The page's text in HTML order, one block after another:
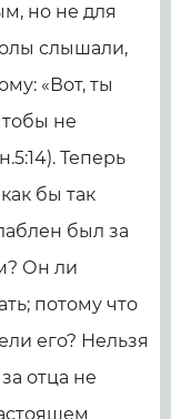
но не для
слышали,
«Вот, ты
не
Теперь
бы так
был за
Он ли
потому что
его? Нельзя
отца не